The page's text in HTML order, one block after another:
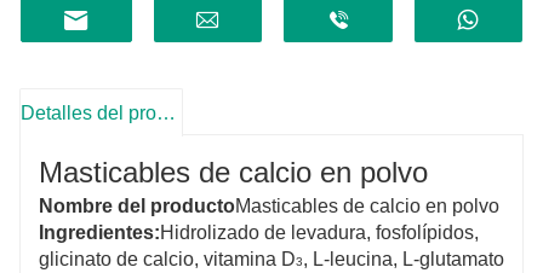
Detalles del producto
Masticables de calcio en polvo
Nombre del productoMasticables de calcio en polvo
Ingredientes:Hidrolizado de levadura, fosfolípidos,
glicinato de calcio, vitamina D3, L-leucina, L-glutamato